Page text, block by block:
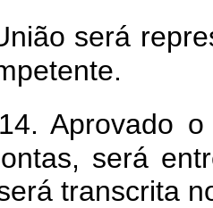
será
Aprovado
será
transcrita